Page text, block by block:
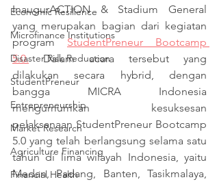
Economic Resilience
Microfinance Institutions
Disaster Risk Reduction
StudentPreneur
Entrepreneurship
Market Research
Agriculture Financing
Financial Health
InaugurACTION & Stadium General
yang merupakan bagian dari kegiatan
program StudentPreneur Bootcamp
5.0. Dalam acara tersebut yang
dilakukan secara hybrid, dengan
bangga MICRA Indonesia
mengumumkan kesuksesan
pelaksanaan StudentPreneur Bootcamp
5.0 yang telah berlangsung selama satu
tahun di lima wilayah Indonesia, yaitu
Medan, Padang, Banten, Tasikmalaya,